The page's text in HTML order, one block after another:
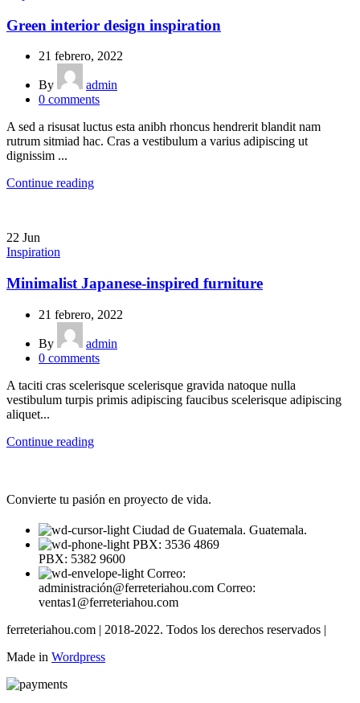
Green interior design inspiration
21 febrero, 2022
By
admin
0 comments
A sed a risusat luctus esta anibh rhoncus hendrerit blandit nam
rutrum sitmiad hac. Cras a vestibulum a varius adipiscing ut
dignissim ...
Continue reading
22 Jun
Inspiration
Minimalist Japanese-inspired furniture
21 febrero, 2022
By
admin
0 comments
A taciti cras scelerisque scelerisque gravida natoque nulla
vestibulum turpis primis adipiscing faucibus scelerisque adipiscing
aliquet...
Continue reading
Convierte tu pasión en proyecto de vida.
Ciudad de Guatemala. Guatemala.
PBX: 3536 4869
PBX: 5382 9600
Correo:
administración@ferreteriahou.com Correo:
ventas1@ferreteriahou.com
ferreteriahou.com | 2018-2022. Todos los derechos reservados |
Made in Wordpress